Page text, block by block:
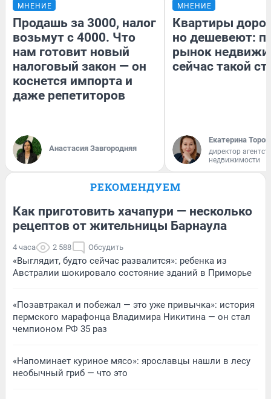
МНЕНИЕ
Продашь за 3000, налог
возьмут с 4000. Что
нам готовит новый
налоговый закон — он
коснется импорта и
даже репетиторов
Анастасия Завгородняя
МНЕНИЕ
Квартиры
но дешевеют:
рынок
сейчас такой
Екатерина
директор
недвижимости
РЕКОМЕНДУЕМ
Как приготовить хачапури — несколько
рецептов от жительницы Барнаула
4 часа 2 588 Обсудить
«Выглядит, будто сейчас развалится»: ребенка из
Австралии шокировало состояние зданий в Приморье
«Позавтракал и побежал — это уже привычка»: история
пермского марафонца Владимира Никитина — он стал
чемпионом РФ 35 раз
«Напоминает куриное мясо»: ярославцы нашли в лесу
необычный гриб — что это